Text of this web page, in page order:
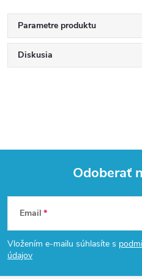
Parametre produktu
Diskusia
Z
á
p
Odoberať
Email
Vložením e-mailu súhlasíte s
údajov